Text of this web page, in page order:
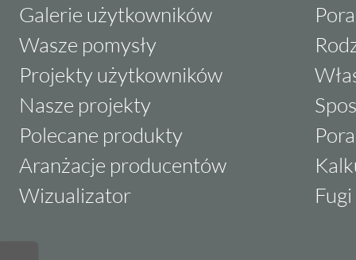
Galerie użytkowników
Wasze pomysły
Projekty użytkowników
Nasze projekty
Polecane produkty
Aranżacje producentów
Wizualizator